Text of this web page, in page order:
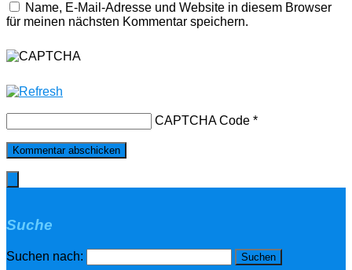
Name, E-Mail-Adresse und Website in diesem Browser
für meinen nächsten Kommentar speichern.
CAPTCHA Code *
Suche
Suchen nach: